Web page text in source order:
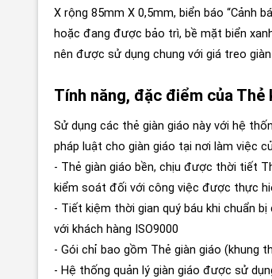
X rộng 85mm X 0,5mm, biển báo “Cảnh
hoặc đang được bảo trì, bề mặt biển
nên được sử dụng chung với giá treo
Tính năng, đặc điểm của Thẻ
Sử dụng các thẻ giàn giáo này với hệ
pháp luật cho giàn giáo tại nơi làm việc
- Thẻ giàn giáo bền, chịu được thời tiết
kiểm soát đối với công việc được thực
- Tiết kiệm thời gian quý báu khi chuẩn
với khách hàng ISO9000
- Gói chỉ bao gồm Thẻ giàn giáo (khung
- Hệ thống quản lý giàn giáo được sử